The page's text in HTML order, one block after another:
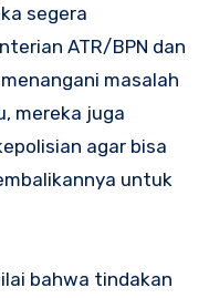
segera
ATR/BPN dan
masalah
mereka juga
agar bisa
untuk
bahwa tindakan